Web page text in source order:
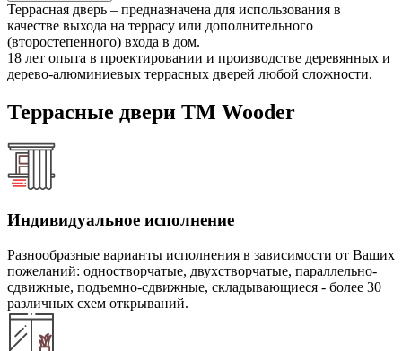
Террасная дверь – предназначена для использования в
качестве выхода на террасу или дополнительного
(второстепенного) входа в дом.
18 лет опыта в проектировании и производстве деревянных и
дерево-алюминиевых террасных дверей любой сложности.
Террасные двери ТМ Wooder
Индивидуальное исполнение
Разнообразные варианты исполнения в зависимости от Ваших
пожеланий: одностворчатые, двухстворчатые, параллельно-
сдвижные, подъемно-сдвижные, складывающиеся - более 30
различных схем открываний.